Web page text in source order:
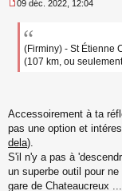
e
g
n
l
u
09 déc. 2022, 12:04
(Firminy) - St Étienne
(107 km, ou
Accessoirement à ta
pas une option et
dela).
S'il n'y a pas à
un superbe outil pour
gare de Chateaucreux ...